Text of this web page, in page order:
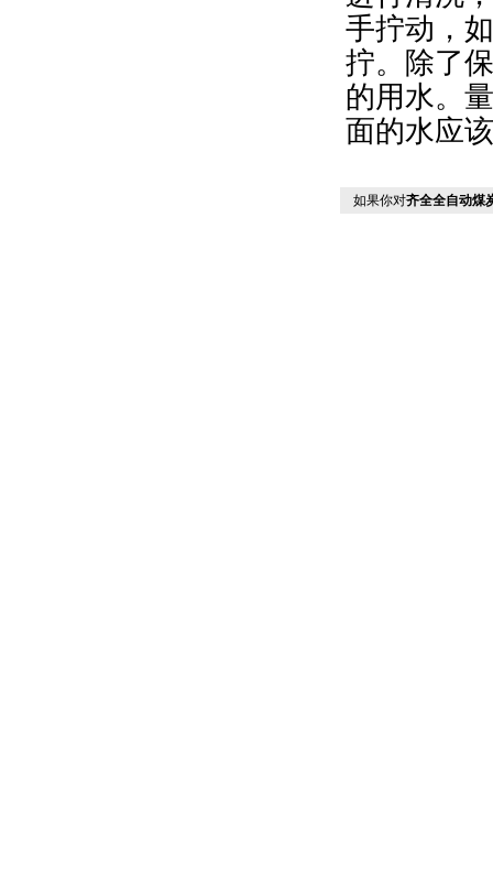
手拧动，
拧。除了
的用水。
面的水应
如果你对齐全全自动煤